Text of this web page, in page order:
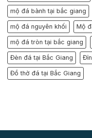
mộ đá bành tại bắc giang
mộ đá nguyên khối Mộ
mộ đá tròn tại bắc giang
Đèn đá tại Bắc Giang
Đồ thờ đá tại Bắc Giang